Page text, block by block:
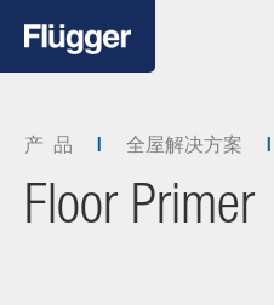
产 品 全屋解决方案
Floor Primer